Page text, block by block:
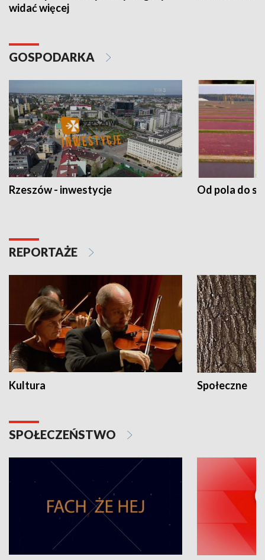
widać więcej
GOSPODARKA
Rzeszów - inwestycje Od pola do
REPORTAŻE
Kultura Społeczne
SPOŁECZEŃSTWO